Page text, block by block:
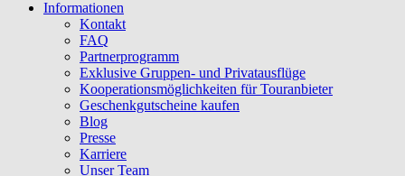
Informationen
Kontakt
FAQ
Partnerprogramm
Exklusive Gruppen- und Privatausflüge
Kooperationsmöglichkeiten für Touranbieter
Geschenkgutscheine kaufen
Blog
Presse
Karriere
Unser Team